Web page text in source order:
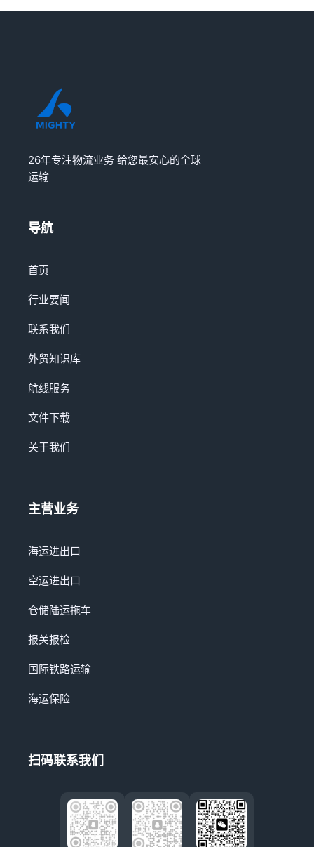
26年专注物流业务 给您最安心的全球
运输
导航
首页
行业要闻
联系我们
外贸知识库
航线服务
文件下载
关于我们
主营业务
海运进出口
空运进出口
仓储陆运拖车
报关报检
国际铁路运输
海运保险
扫码联系我们